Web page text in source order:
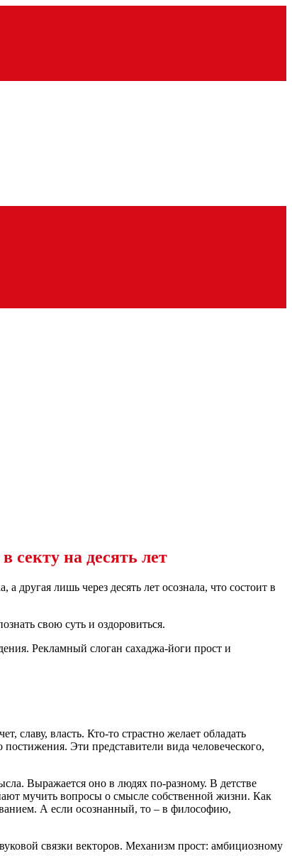
секту на десять лет
другая лишь через десять лет осознала, что состоит в
свою суть и оздоровиться.
Рекламный слоган сахаджа-йоги прост и
славу, власть. Кто-то страстно желает обладать
Эти представители вида человеческого,
Выражается оно в людях по-разному. В детстве
мучить вопросы о смысле собственной жизни. Как
А если осознанный, то – в философию,
связки векторов. Механизм прост: амбициозному